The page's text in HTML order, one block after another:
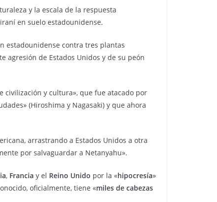
y la escala de la respuesta
en suelo estadounidense.
estadounidense contra tres plantas
agresión de Estados Unidos y de su peón
civilización y cultura», que fue atacado por
(Hiroshima y Nagasaki) y que ahora
arrastrando a Estados Unidos a otra
por salvaguardar a Netanyahu».
, Francia y el Reino Unido por la «hipocresía»
oficialmente, tiene «miles de cabezas